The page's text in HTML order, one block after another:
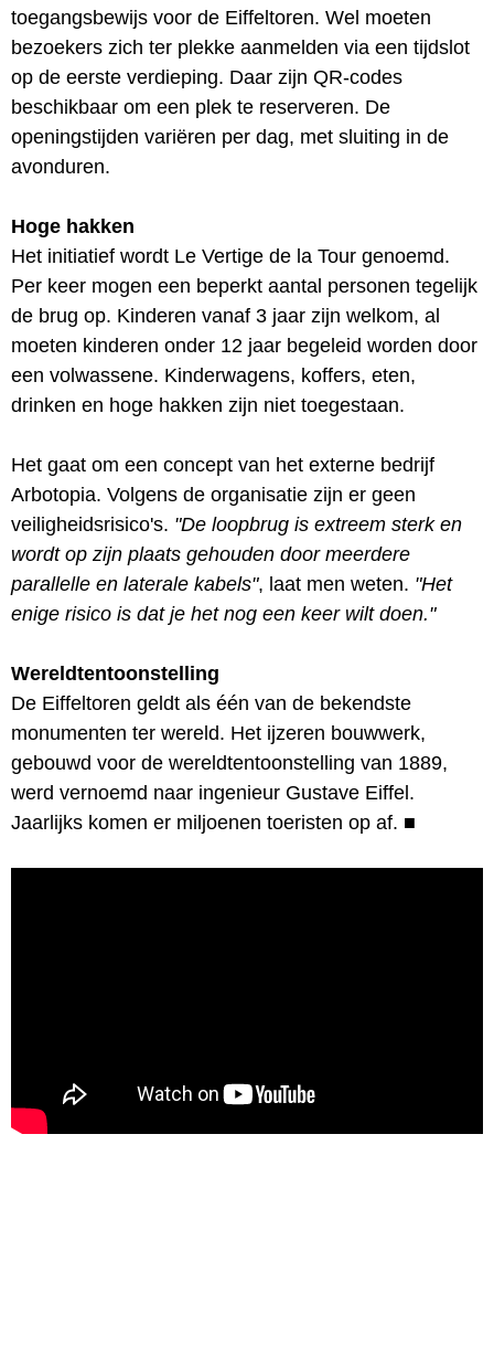
toegangsbewijs voor de Eiffeltoren. Wel moeten
bezoekers zich ter plekke aanmelden via een tijdslot
op de eerste verdieping. Daar zijn QR-codes
beschikbaar om een plek te reserveren. De
openingstijden variëren per dag, met sluiting in de
avonduren.
Hoge hakken
Het initiatief wordt Le Vertige de la Tour genoemd.
Per keer mogen een beperkt aantal personen tegelijk
de brug op. Kinderen vanaf 3 jaar zijn welkom, al
moeten kinderen onder 12 jaar begeleid worden door
een volwassene. Kinderwagens, koffers, eten,
drinken en hoge hakken zijn niet toegestaan.
Het gaat om een concept van het externe bedrijf
Arbotopia. Volgens de organisatie zijn er geen
veiligheidsrisico's. "De loopbrug is extreem sterk en
wordt op zijn plaats gehouden door meerdere
parallelle en laterale kabels", laat men weten. "Het
enige risico is dat je het nog een keer wilt doen."
Wereldtentoonstelling
De Eiffeltoren geldt als één van de bekendste
monumenten ter wereld. Het ijzeren bouwwerk,
gebouwd voor de wereldtentoonstelling van 1889,
werd vernoemd naar ingenieur Gustave Eiffel.
Jaarlijks komen er miljoenen toeristen op af. ■